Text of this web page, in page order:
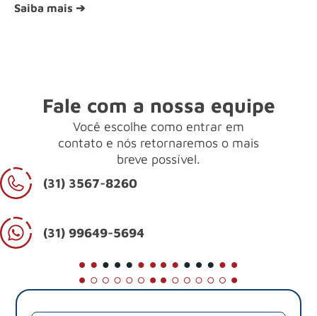
Saiba mais ➔
Fale com a nossa equipe
Você escolhe como entrar em
contato e nós retornaremos o mais
breve possível.
(31) 3567-8260
(31) 99649-5694